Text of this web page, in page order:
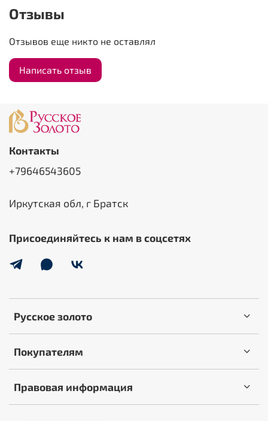
Отзывы
Отзывов еще никто не оставлял
Написать отзыв
Русское золото
Покупателям
Правовая информация
Контакты
+79646543605
Иркутская обл, г Братск
Присоединяйтесь к нам в соцсетях